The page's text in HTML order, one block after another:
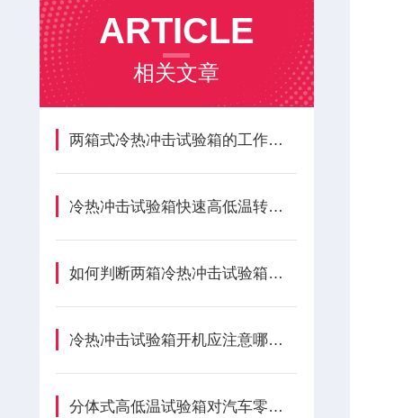
ARTICLE
相关文章
两箱式冷热冲击试验箱的工作原理是什么？
冷热冲击试验箱快速高低温转换技术特点详述
如何判断两箱冷热冲击试验箱的负载是否过大？
冷热冲击试验箱开机应注意哪些呢？
分体式高低温试验箱对汽车零部件起到哪些作用？